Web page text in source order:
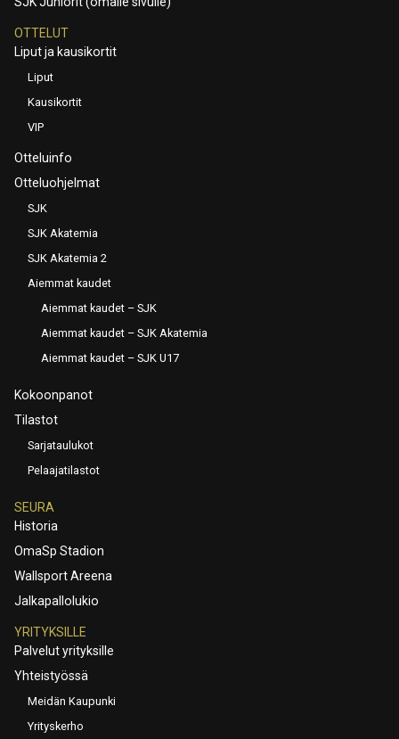
OTTELUT
Liput ja kausikortit
Liput
Kausikortit
VIP
Otteluinfo
Otteluohjelmat
SJK
SJK Akatemia
SJK Akatemia 2
Aiemmat kaudet
Aiemmat kaudet – SJK
Aiemmat kaudet – SJK Akatemia
Aiemmat kaudet – SJK U17
Kokoonpanot
Tilastot
Sarjataulukot
Pelaajatilastot
SEURA
Historia
OmaSp Stadion
Wallsport Areena
Jalkapallolukio
YRITYKSILLE
Palvelut yrityksille
Yhteistyössä
Meidän Kaupunki
Yrityskerho